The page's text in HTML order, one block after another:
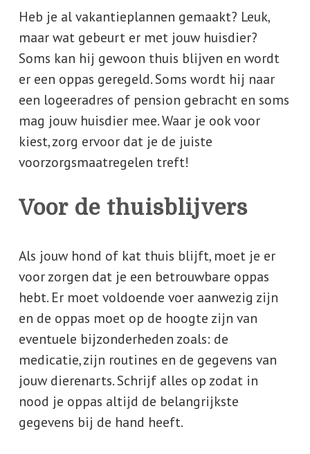
Heb je al vakantieplannen gemaakt? Leuk,
maar wat gebeurt er met jouw huisdier?
Soms kan hij gewoon thuis blijven en wordt
er een oppas geregeld. Soms wordt hij naar
een logeeradres of pension gebracht en soms
mag jouw huisdier mee. Waar je ook voor
kiest, zorg ervoor dat je de juiste
voorzorgsmaatregelen treft!
Voor de thuisblijvers
Als jouw hond of kat thuis blijft, moet je er
voor zorgen dat je een betrouwbare oppas
hebt. Er moet voldoende voer aanwezig zijn
en de oppas moet op de hoogte zijn van
eventuele bijzonderheden zoals: de
medicatie, zijn routines en de gegevens van
jouw dierenarts. Schrijf alles op zodat in
nood je oppas altijd de belangrijkste
gegevens bij de hand heeft.